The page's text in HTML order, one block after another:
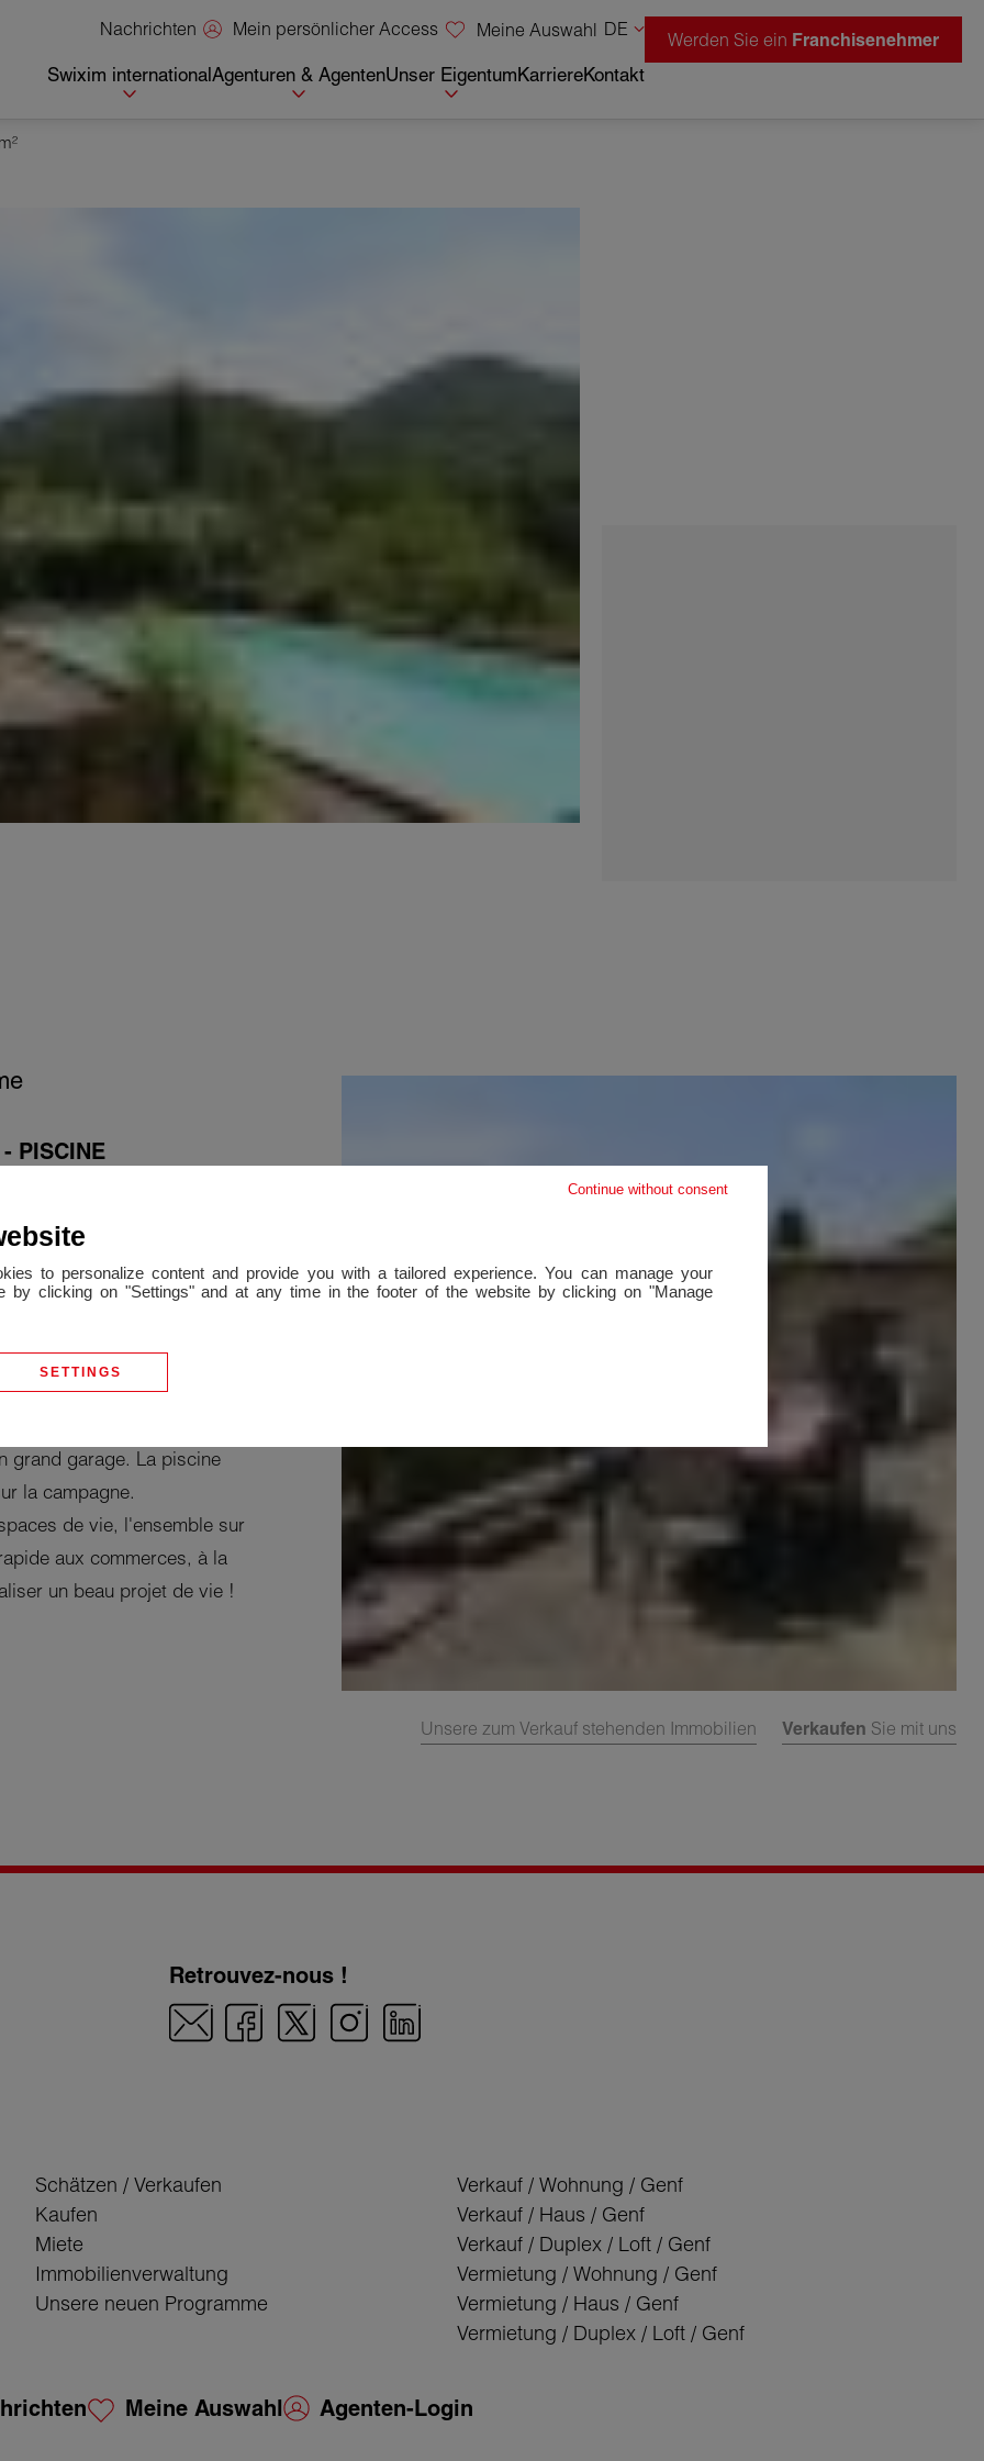
Nachrichten Mein persönlicher Access Meine Auswahl DE
Swixim internationalAgenturen & AgentenUnser EigentumKarriereKontakt
Werden Sie ein Franchisenehmer
PISCINE
pierre proche de
sur la campagne et le
toute équipée et
à foyer ouvert, puis une
très belle suite parentale
3 chambres, une salle
bureau.
avec arbres fruitiers,
grand garage. La piscine
la campagne.
de vie, l'ensemble sur
aux commerces, à la
un beau projet de vie !
Unsere zum Verkauf stehenden Immobilien Verkaufen Sie mit uns
Retrouvez-nous !
Schätzen / Verkaufen
Kaufen
Miete
Immobilienverwaltung
Unsere neuen Programme
Verkauf / Wohnung / Genf
Verkauf / Haus / Genf
Verkauf / Duplex / Loft / Genf
Vermietung / Wohnung / Genf
Vermietung / Haus / Genf
Vermietung / Duplex / Loft / Genf
Meine Auswahl Agenten-Login
Continue without consent
to personalize content and provide you with a tailored experience. You can manage your
by clicking on "Settings" and at any time in the footer of the website by clicking on "Manage
SETTINGS